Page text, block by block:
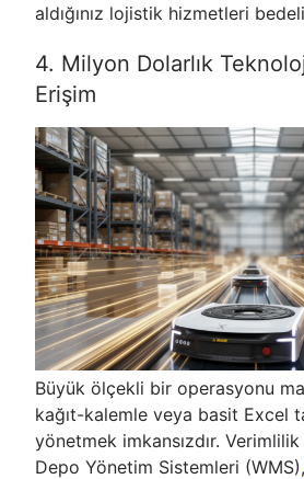
aldığınız lojistik hizmetleri
4. Milyon Dolarlık
Erişim
Büyük ölçekli bir operasyonu
kağıt-kalemle veya basit Excel
yönetmek imkansızdır.
Depo Yönetim Sistemleri (WMS),